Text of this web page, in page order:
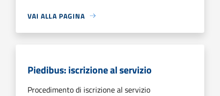
VAI ALLA PAGINA
Piedibus: iscrizione al servizio
Procedimento di iscrizione al servizio